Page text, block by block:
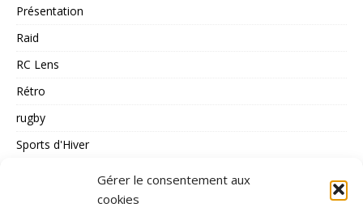
Gérer le consentement aux
cookies
Présentation
Raid
RC Lens
Rétro
rugby
Sports d'Hiver